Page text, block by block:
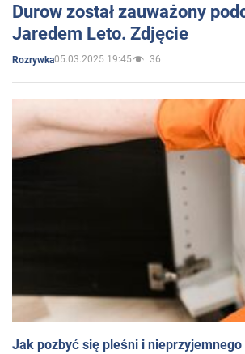
Durow został zauważony
Jaredem Leto. Zdjęcie
Rozrywka05.03.2025 19:45 36
Jak pozbyć się pleśni i